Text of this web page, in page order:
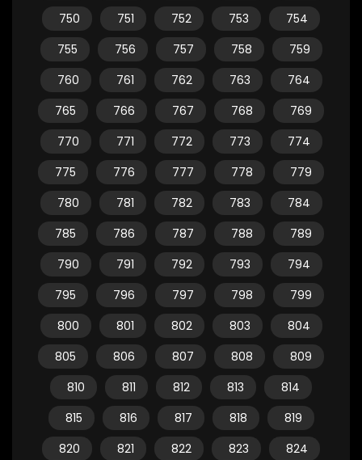
750
751 752 753
754
755
756 757 758
759
760
761 762 763
764
765
766 767 768
769
770
771 772 773
774
775
776 777 778
779
780
781 782 783
784
785
786 787 788
789
790
791 792 793
794
795
796 797 798
799
800
801 802 803
804
805
806 807 808
809
810
811 812 813
814
815
816 817 818
819
820
821 822 823
824